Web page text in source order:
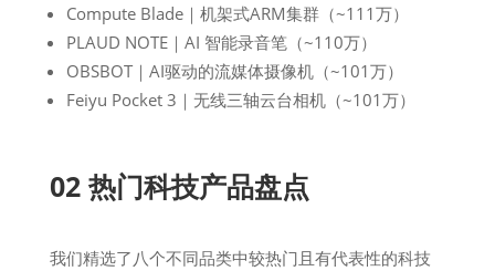
Compute Blade｜机架式ARM集群（~111万）
PLAUD NOTE｜AI 智能录音笔（~110万）
OBSBOT｜AI驱动的流媒体摄像机（~101万）
Feiyu Pocket 3｜无线三轴云台相机（~101万）
02 热门科技产品盘点
我们精选了八个不同品类中较热门且有代表性的科技